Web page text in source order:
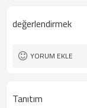
değerlendirmek
YORUM EKLE
Tanıtım